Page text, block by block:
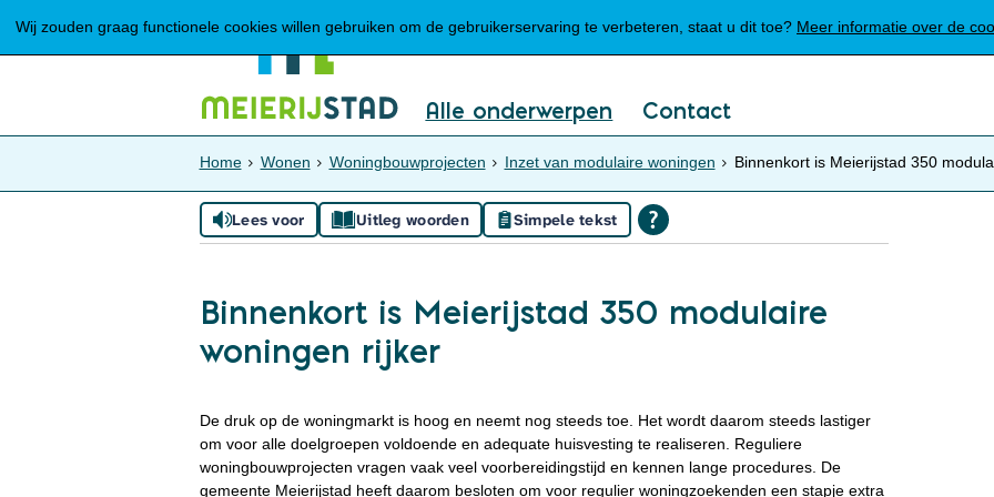
Wij zouden graag functionele cookies willen gebruiken om de gebruikerservaring te verbeteren, staat u dit toe? Meer informatie over de
Mijn Meierijstad
Alle onderwerpen Contact
Home Wonen Woningbouwprojecten Inzet van modulaire woningen Binnenkort is Meierijstad 350
Lees voor Uitleg woorden Simpele tekst
Binnenkort is Meierijstad 350 modulaire
woningen rijker
De druk op de woningmarkt is hoog en neemt nog steeds toe. Het wordt daarom steeds lastiger
om voor alle doelgroepen voldoende en adequate huisvesting te realiseren. Reguliere
woningbouwprojecten vragen vaak veel voorbereidingstijd en kennen lange procedures. De
gemeente Meierijstad heeft daarom besloten om voor regulier woningzoekenden een stapje extra